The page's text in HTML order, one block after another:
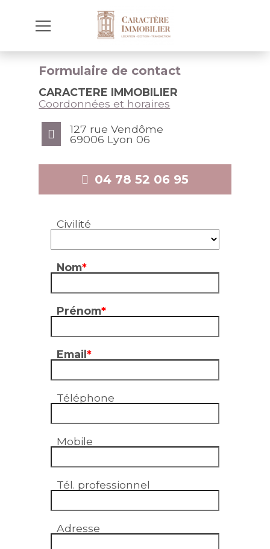
Formulaire de contact
CARACTERE IMMOBILIER
Coordonnées et horaires
127 rue Vendôme
69006 Lyon 06
04 78 52 06 95
Civilité
Nom*
Prénom*
Email*
Téléphone
Mobile
Tél. professionnel
Adresse